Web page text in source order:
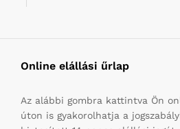
Online elállási űrlap
Az alábbi gombra kattintva Ön
úton is gyakorolhatja a